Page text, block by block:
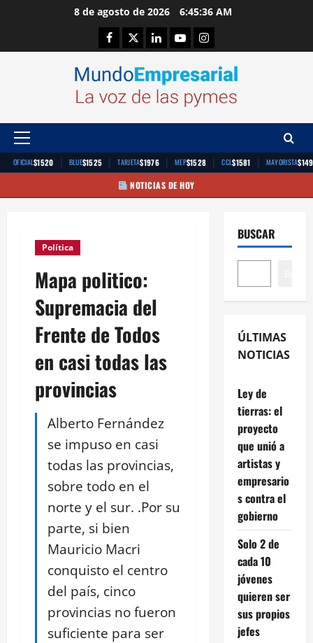
8 de agosto de 2026 6:45:36 AM
Facebook
TwitterLinkedinYoutubeInstagram
Menú
principal
OFICIAL$1520 | BLUE$1525 | TARJETA$1976 | MEP$1528 | CCL$1581 | MAYORISTA
NOTICIAS DE HOY
Política
Mapa politico:
Supremacia del
Frente de Todos
en casi todas las
provincias
Alberto Fernández
se impuso en casi
todas las provincias,
sobre todo en el
norte y el sur. .Por su
parte, si bien
Mauricio Macri
conquisto el centro
del país, cinco
provincias no fueron
suficiente para ser
BUSCAR
ÚLTIMAS
NOTICIAS
Ley de
tierras: el
proyecto
que unió a
artistas y
empresario
s contra el
gobierno
Solo 2 de
cada 10
jóvenes
quieren ser
sus propios
jefes